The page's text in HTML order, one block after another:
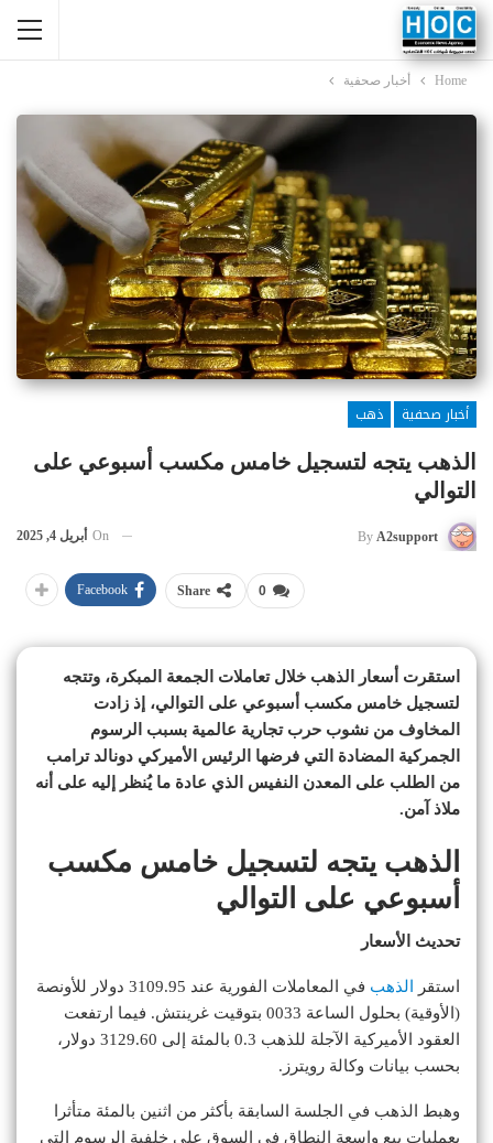
Home أخبار صحفية
أخبار صحفية
ذهب
الذهب يتجه لتسجيل خامس مكسب أسبوعي على
التوالي
By A2support
On أبريل 4, 2025
0
Share
Facebook
استقرت أسعار الذهب خلال تعاملات الجمعة المبكرة، وتتجه
لتسجيل خامس مكسب أسبوعي على التوالي، إذ زادت
المخاوف من نشوب حرب تجارية عالمية بسبب الرسوم
الجمركية المضادة التي فرضها الرئيس الأميركي دونالد ترامب
من الطلب على المعدن النفيس الذي عادة ما يُنظر إليه على أنه
ملاذ آمن.
الذهب يتجه لتسجيل خامس مكسب
أسبوعي على التوالي
تحديث الأسعار
استقر الذهب
في المعاملات الفورية عند 3109.95 دولار للأونصة
(الأوقية) بحلول الساعة 0033 بتوقيت غرينتش. فيما ارتفعت
العقود الأميركية الآجلة للذهب 0.3 بالمئة إلى 3129.60 دولار،
بحسب بيانات وكالة رويترز.
وهبط الذهب في الجلسة السابقة بأكثر من اثنين بالمئة متأثرا
بعمليات بيع واسعة النطاق في السوق على خلفية الرسوم التي